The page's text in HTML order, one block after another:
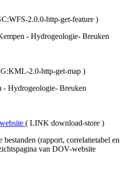
2.0.0-http-get-feature )
- Hydrogeologie- Breuken
2.0-http-get-map )
Hydrogeologie- Breuken
( LINK download-store )
(rapport, correlatietabel en
van DOV-website